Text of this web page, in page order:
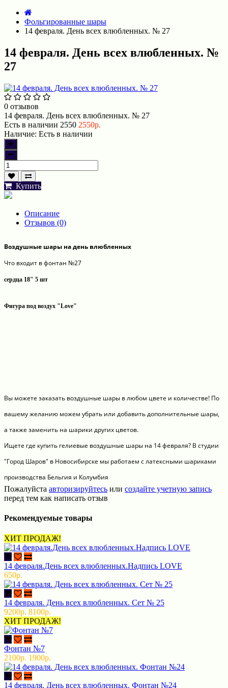
Фольгированные шары
14 февраля. День всех влюбленных. № 27
14 февраля. День всех влюбленных. №
27
0 отзывов
14 февраля. День всех влюбленных. № 27
Есть в наличии 2550 2550р.
Наличие: Есть в наличии
Купить
Описание
Отзывов (0)
Воздушные шары на день влюбленных
Что входит в фонтан №27
сердца 18" 5 шт
Фигура под воздух "Love"
Вы можете заказать воздушные шары в любом цвете и количестве! По
вашему желанию можем убрать или добавить дополнительные шары,
а также заменить на шарики других цветов.
Ищете где купить гелиевые воздушные шары на 14 февраля? В студии
"Город Шаров" в Новосибирске мы работаем с латексными шариками
производства Бельгия и Колумбия
Пожалуйста авторизируйтесь или создайте учетную запись
перед тем как написать отзыв
Рекомендуемые товары
ХИТ ПРОДАЖ!
14 февраля.День всех влюбленных.Надпись LOVE
650р.
14 февраля. День всех влюбленных. Сет № 25
9200р. 8100р.
ХИТ ПРОДАЖ!
Фонтан №7
2100р. 1900р.
14 февраля. День всех влюбленных. Фонтан №24